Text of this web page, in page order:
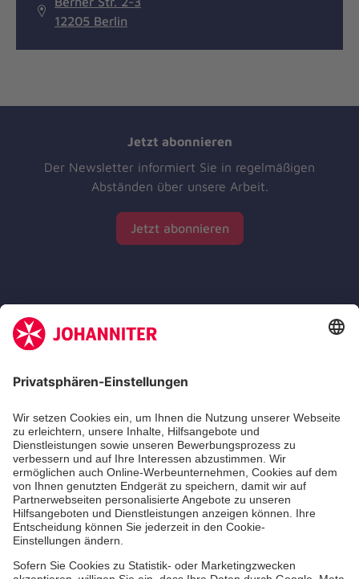
12205 Berlin
Jetzt abonnieren
Der Newsletter informiert Sie in regelmäßigen
Abständen über unsere Arbeit.
Jetzt abonnieren
des Deutschen Spendenrats e.V.
Dienste & Leistungen